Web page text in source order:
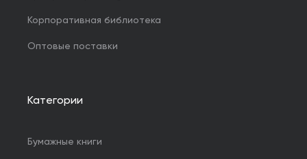
Корпоративная библиотека
Оптовые поставки
Категории
Бумажные книги